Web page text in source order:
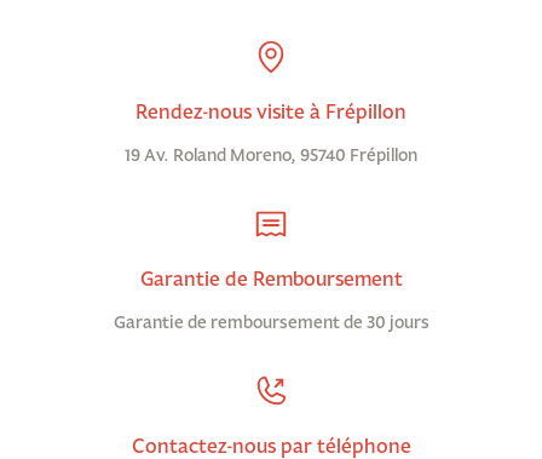
Rendez-nous visite à Frépillon
19 Av. Roland Moreno, 95740 Frépillon
Garantie de Remboursement
Garantie de remboursement de 30 jours
Contactez-nous par téléphone